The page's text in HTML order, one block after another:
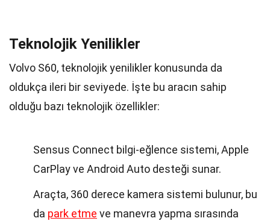
Teknolojik Yenilikler
Volvo S60, teknolojik yenilikler konusunda da
oldukça ileri bir seviyede. İşte bu aracın sahip
olduğu bazı teknolojik özellikler:
Sensus Connect bilgi-eğlence sistemi, Apple
CarPlay ve Android Auto desteği sunar.
Araçta, 360 derece kamera sistemi bulunur, bu
da park etme ve manevra yapma sırasında